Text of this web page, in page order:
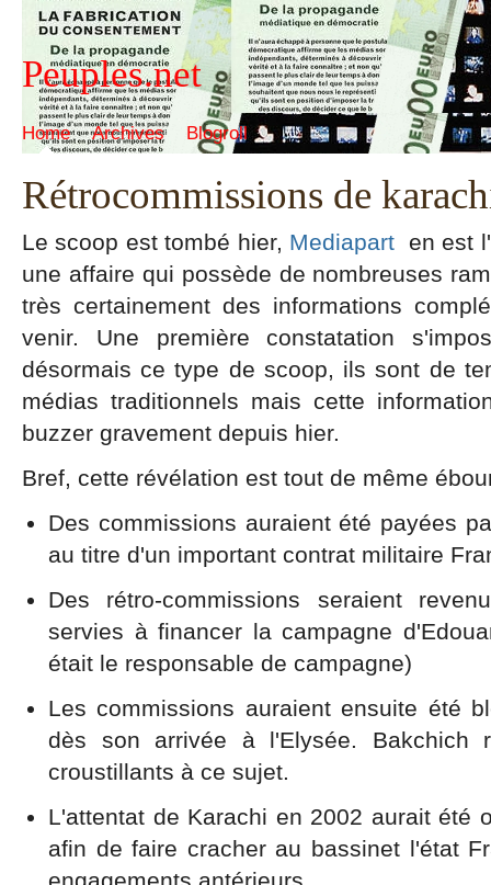
Peuples.net
Home Archives Blogroll
Rétrocommissions de
Le scoop est tombé hier, Mediapart
en est
une affaire qui possède de nombreuses
très certainement des informations
venir. Une première constatation
désormais ce type de scoop, ils sont de
médias traditionnels mais cette
buzzer gravement depuis hier.
Bref, cette révélation est tout de même
Des commissions auraient été payées
au titre d'un important contrat militaire
Des rétro-commissions seraient
servies à financer la campagne
était le responsable de campagne)
Les commissions auraient ensuite été
dès son arrivée à l'Elysée. Bakchich
croustillants à ce sujet.
L'attentat de Karachi en 2002 aurait été
afin de faire cracher au bassinet l'état